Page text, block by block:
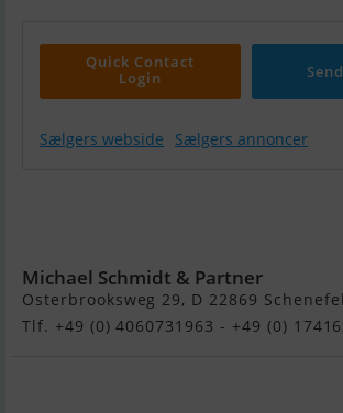
Quick Contact
Login
Sælgers webside Sælgers annoncer
Michael Schmidt & Partner
Osterbrooksweg 29, D 22869
Tlf. +49 (0) 4060731963 - +49 (0)